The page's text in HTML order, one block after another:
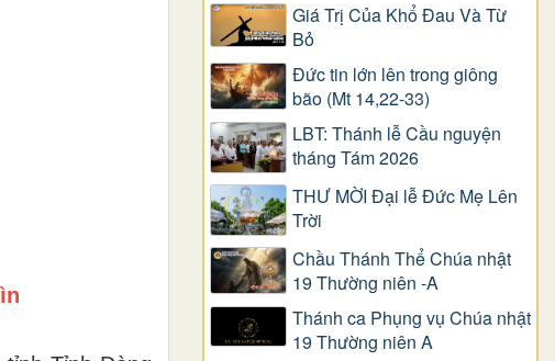
Giá Trị Của Khổ Ðau Và Từ
Bỏ
Đức tin lớn lên trong giông
bão (Mt 14,22-33)
LBT: Thánh lễ Cầu nguyện
tháng Tám 2026
THƯ MỜI Đại lễ Đức Mẹ Lên
Trời
Chầu Thánh Thể Chúa nhật
19 Thường niên -A
Thánh ca Phụng vụ Chúa nhật
19 Thường niên A